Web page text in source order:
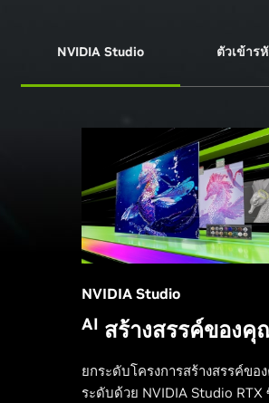
NVIDIA Studio ตัวเข้าร
NVIDIA Studio
AI สร้างสรรค์ของคุ
ยกระดับโครงการสร้างสรรค์ขอ
ระดับด้วย NVIDIA Studio RTX